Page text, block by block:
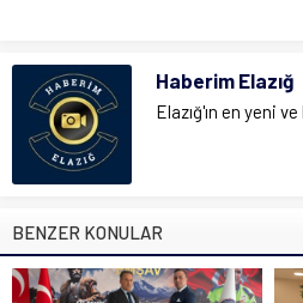
Haberim Elazığ
Elazığ'ın en yeni
BENZER KONULAR